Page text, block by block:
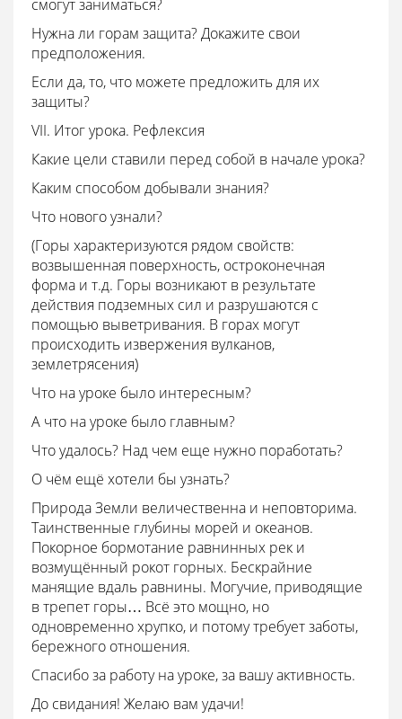
смогут заниматься?
Нужна ли горам защита? Докажите свои
предположения.
Если да, то, что можете предложить для их
защиты?
VII. Итог урока. Рефлексия
Какие цели ставили перед собой в начале урока?
Каким способом добывали знания?
Что нового узнали?
(Горы характеризуются рядом свойств:
возвышенная поверхность, остроконечная
форма и т.д. Горы возникают в результате
действия подземных сил и разрушаются с
помощью выветривания. В горах могут
происходить извержения вулканов,
землетрясения)
Что на уроке было интересным?
А что на уроке было главным?
Что удалось? Над чем еще нужно поработать?
О чём ещё хотели бы узнать?
Природа Земли величественна и неповторима.
Таинственные глубины морей и океанов.
Покорное бормотание равнинных рек и
возмущённый рокот горных. Бескрайние
манящие вдаль равнины. Могучие, приводящие
в трепет горы… Всё это мощно, но
одновременно хрупко, и потому требует заботы,
бережного отношения.
Спасибо за работу на уроке, за вашу активность.
До свидания! Желаю вам удачи!